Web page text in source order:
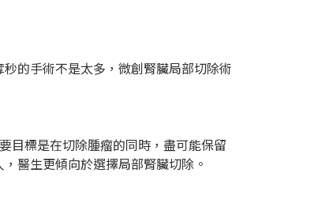
的手術不是太多，微創腎臟局部切除術
目標是在切除腫瘤的同時，盡可能保留
醫生更傾向於選擇局部腎臟切除。